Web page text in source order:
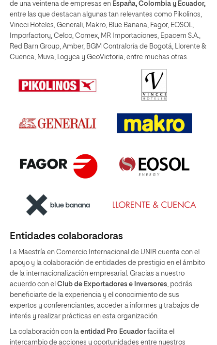
de una veintena de empresas en España, Colombia y Ecuador,
entre las que destacan algunas tan relevantes como Pikolinos,
Vincci Hoteles, Generali, Makro, Blue Banana, Fagor, EOSOL,
Imporfactory, Celco, Comex, MR Importaciones, Epacem S.A.,
Red Barn Group, Amber, BGM Contraloría de Bogotá, Llorente &
Cuenca, Muva, Logyca y GeoVictoria, entre muchas otras.
Entidades colaboradoras
La Maestría en Comercio Internacional de UNIR cuenta con el
apoyo y la colaboración de entidades de prestigio en el ámbito
de la internacionalización empresarial. Gracias a nuestro
acuerdo con el Club de Exportadores e Inversores, podrás
beneficiarte de la experiencia y el conocimiento de sus
expertos y conferenciantes, acceder a informes y trabajos de
interés y realizar prácticas en esta organización.
La colaboración con la entidad Pro Ecuador facilita el
intercambio de acciones y oportunidades entre nuestros